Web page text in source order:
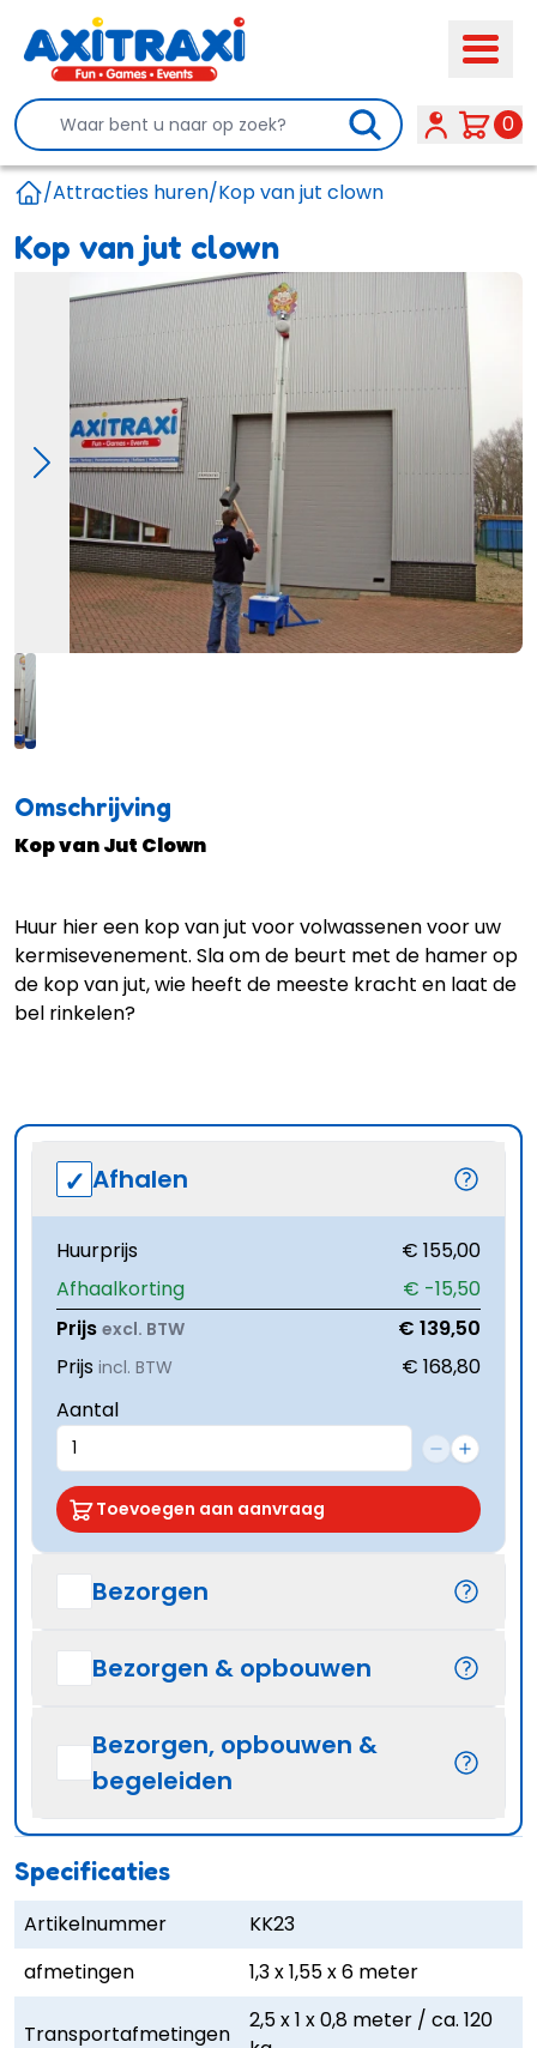
Search 0
/Attracties huren/Kop van jut clown
Kop van jut clown
Omschrijving
Kop van Jut Clown
Huur hier een kop van jut voor volwassenen voor uw
kermisevenement. Sla om de beurt met de hamer op
de kop van jut, wie heeft de meeste kracht en laat de
bel rinkelen?
Afhalen
Huurprijs
€ 155,00
Afhaalkorting
€ -15,50
Prijs excl. BTW
€ 139,50
Prijs incl. BTW
€ 168,80
Aantal
Toevoegen aan aanvraag
Bezorgen
Bezorgen & opbouwen
Bezorgen, opbouwen &
begeleiden
Specificaties
Artikelnummer
KK23
afmetingen
1,3 x 1,55 x 6 meter
Transportafmetingen
2,5 x 1 x 0,8 meter / ca. 120